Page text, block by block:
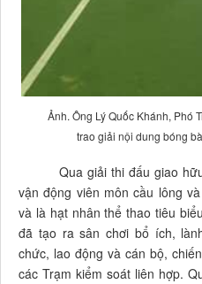
Ảnh. Ông Lý Quốc Khánh, Phó
trao giải nội dung bóng
Qua giải thi đấu giao hữu
vận động viên môn cầu lông
và là hạt nhân thể thao tiêu
đã tạo ra sân chơi bổ ích,
chức, lao động và cán bộ,
các Trạm kiểm soát liên hợp.